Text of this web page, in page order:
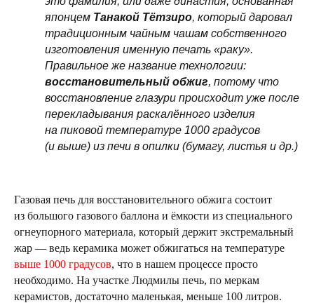
японцем Танакой Тётзиро, который даровал
традиционным чайным чашам собственного
изготовления именную печать «раку».
Правильное же название технологии:
восстановительный обжиг, потому что
восстановление глазури происходит уже после
перекладывания раскалённого изделия
на пиковой температуре 1000 градусов
(и выше) из печи в опилки (бумагу, листья и др.)
Газовая печь для восстановительного обжига состоит
из большого газового баллона и ёмкости из специального
огнеупорного материала, который держит экстремальный
жар — ведь керамика может обжигаться на температуре
выше 1000 градусов, что в нашем процессе просто
необходимо. На участке Людмилы печь, по меркам
керамистов, достаточно маленькая, меньше 100 литров.